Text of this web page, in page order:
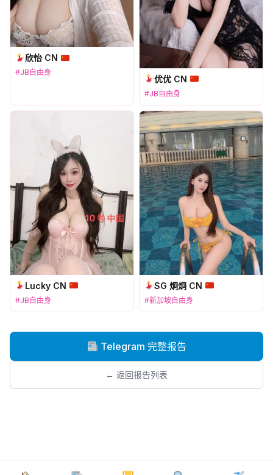
欣怡 CN
#JB自由身
优优 CN
#JB自由身
Lucky CN
#JB自由身
SG 炯炯 CN
#新加坡自由身
Telegram 完整报告
← 返回报告列表